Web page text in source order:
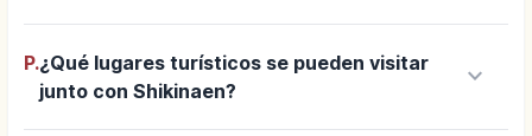
P.¿Qué lugares turísticos se pueden visitar
junto con Shikinaen?
keyboard_arrow_down